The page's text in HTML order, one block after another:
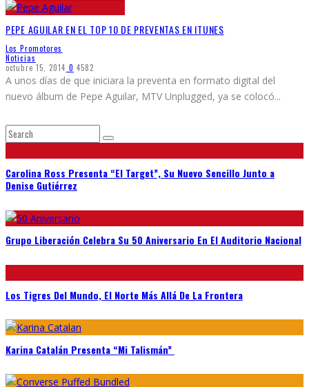
PEPE AGUILAR EN EL TOP 10 DE PREVENTAS EN ITUNES
Los Promotores
Noticias
octubre 15, 2014 0 4582
A unos días de que iniciara la preventa en formato digital del
nuevo álbum de Pepe Aguilar, MTV Unplugged, ya se colocó...
Carolina Ross Presenta “El Target”, Su Nuevo Sencillo Junto a
Denise Gutiérrez
Grupo Liberación Celebra Su 50 Aniversario En El Auditorio Nacional
Los Tigres Del Mundo, El Norte Más Allá De La Frontera
Karina Catalán Presenta “Mi Talismán”